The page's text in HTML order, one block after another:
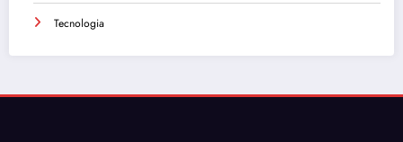
Tecnologia